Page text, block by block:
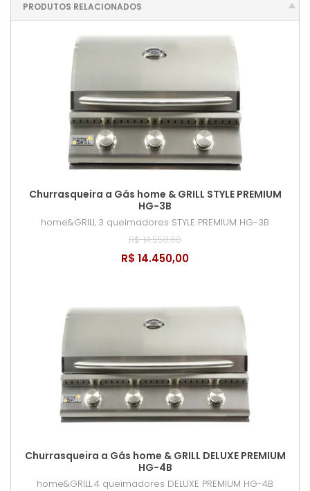
PRODUTOS RELACIONADOS
Churrasqueira a Gás home & GRILL STYLE PREMIUM
HG-3B
home&GRILL 3 queimadores STYLE PREMIUM HG-3B
R$ 14.550,00
R$ 14.450,00
Churrasqueira a Gás home & GRILL DELUXE PREMIUM
HG-4B
home&GRILL4 queimadores DELUXE PREMIUM HG-4B